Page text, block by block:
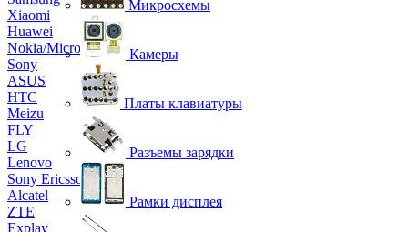
Xiaomi
Huawei
Nokia/Microsoft
Sony
ASUS
HTC
Meizu
FLY
LG
Lenovo
Sony Ericsson
Alcatel
ZTE
Explay
Микросхемы
Камеры
Платы клавиатуры
Разъемы зарядки
Рамки дисплея